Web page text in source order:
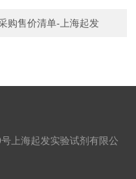
购售价清单-上海起发
上海起发实验试剂有限公